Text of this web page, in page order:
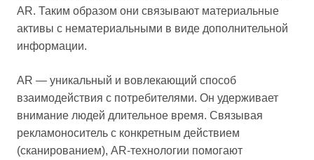
AR. Таким образом они связывают материальные
активы с нематериальными в виде дополнительной
информации.
AR — уникальный и вовлекающий способ
взаимодействия с потребителями. Он удерживает
внимание людей длительное время. Связывая
рекламоноситель с конкретным действием
(сканированием), AR-технологии помогают